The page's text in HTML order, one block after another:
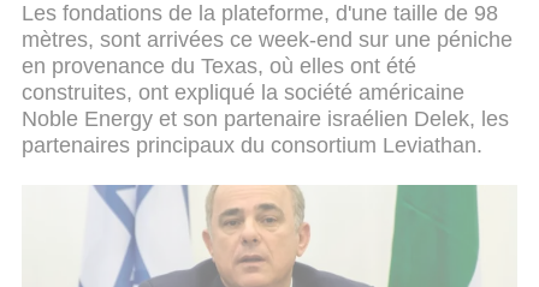
Les fondations de la plateforme, d'une taille de 98
mètres, sont arrivées ce week-end sur une péniche
en provenance du Texas, où elles ont été
construites, ont expliqué la société américaine
Noble Energy et son partenaire israélien Delek, les
partenaires principaux du consortium Leviathan.